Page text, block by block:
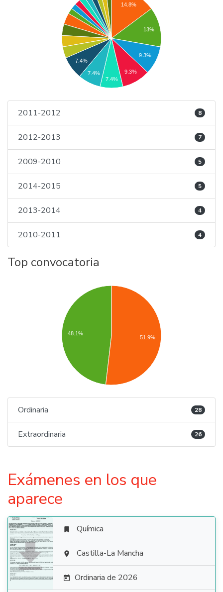
14.8%
13%
9.3%
9.3%
7.4%
7.4%
7.4%
2011-2012 8
2012-2013 7
2009-2010 5
2014-2015 5
2013-2014 4
2010-2011 4
Top convocatoria
48.1%
51.9%
Ordinaria 28
Extraordinaria 26
Exámenes en los que
aparece

 Química
 Castilla-La Mancha
 Ordinaria de 2026